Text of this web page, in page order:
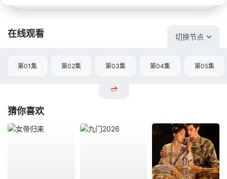
在线观看 切换节点
第01集 第02集 第03集 第04集 第05集
猜你喜欢